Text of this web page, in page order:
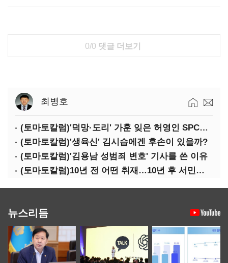
0/0 댓글 더보기
최병호
(토마토칼럼)'덕망·도리' 가훈 잊은 허영인 SPC그룹 회장
(토마토칼럼)'생육신' 김시습에겐 후손이 있을까?
(토마토칼럼)'김용남 성범죄 변호' 기사를 쓴 이유
(토마토칼럼)10년 전 어떤 취재…10년 후 서민석·박상용
뉴스리듬